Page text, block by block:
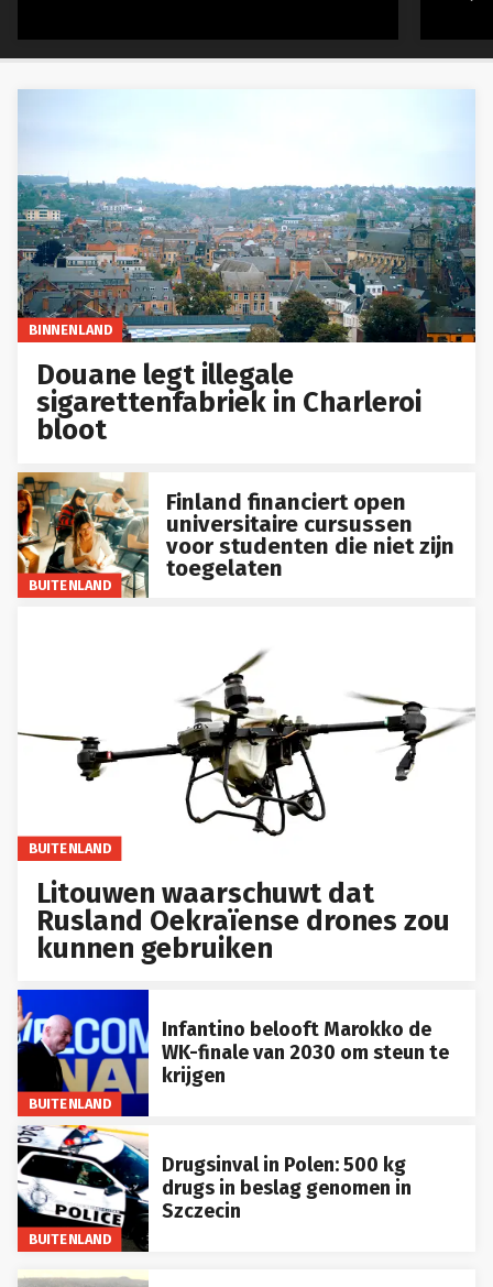
BINNENLAND
Douane legt illegale
sigarettenfabriek in Charleroi
bloot
BUITENLAND
Finland financiert open
universitaire cursussen
voor studenten die niet zijn
toegelaten
BUITENLAND
Litouwen waarschuwt dat
Rusland Oekraïense drones zou
kunnen gebruiken
BUITENLAND
Infantino belooft Marokko de
WK-finale van 2030 om steun te
krijgen
BUITENLAND
Drugsinval in Polen: 500 kg
drugs in beslag genomen in
Szczecin